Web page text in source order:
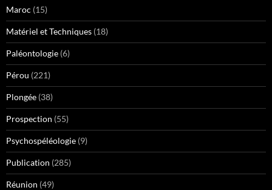
Maroc (15)
Matériel et Techniques (18)
Paléontologie (6)
Pérou (221)
Plongée (38)
Prospection (55)
Psychospéléologie (9)
Publication (285)
Réunion (49)